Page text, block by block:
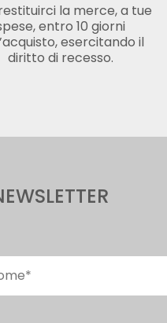
la merce, a tue
entro 10 giorni
esercitando il
diritto di recesso.